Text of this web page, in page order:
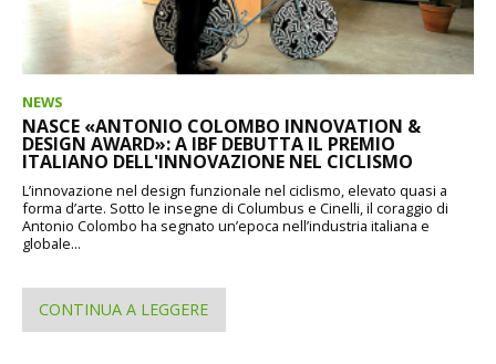
NEWS
NASCE «ANTONIO COLOMBO INNOVATION &
DESIGN AWARD»: A IBF DEBUTTA IL PREMIO
ITALIANO DELL'INNOVAZIONE NEL CICLISMO
L’innovazione nel design funzionale nel ciclismo, elevato quasi a
forma d’arte. Sotto le insegne di Columbus e Cinelli, il coraggio di
Antonio Colombo ha segnato un’epoca nell’industria italiana e
globale...
CONTINUA A LEGGERE